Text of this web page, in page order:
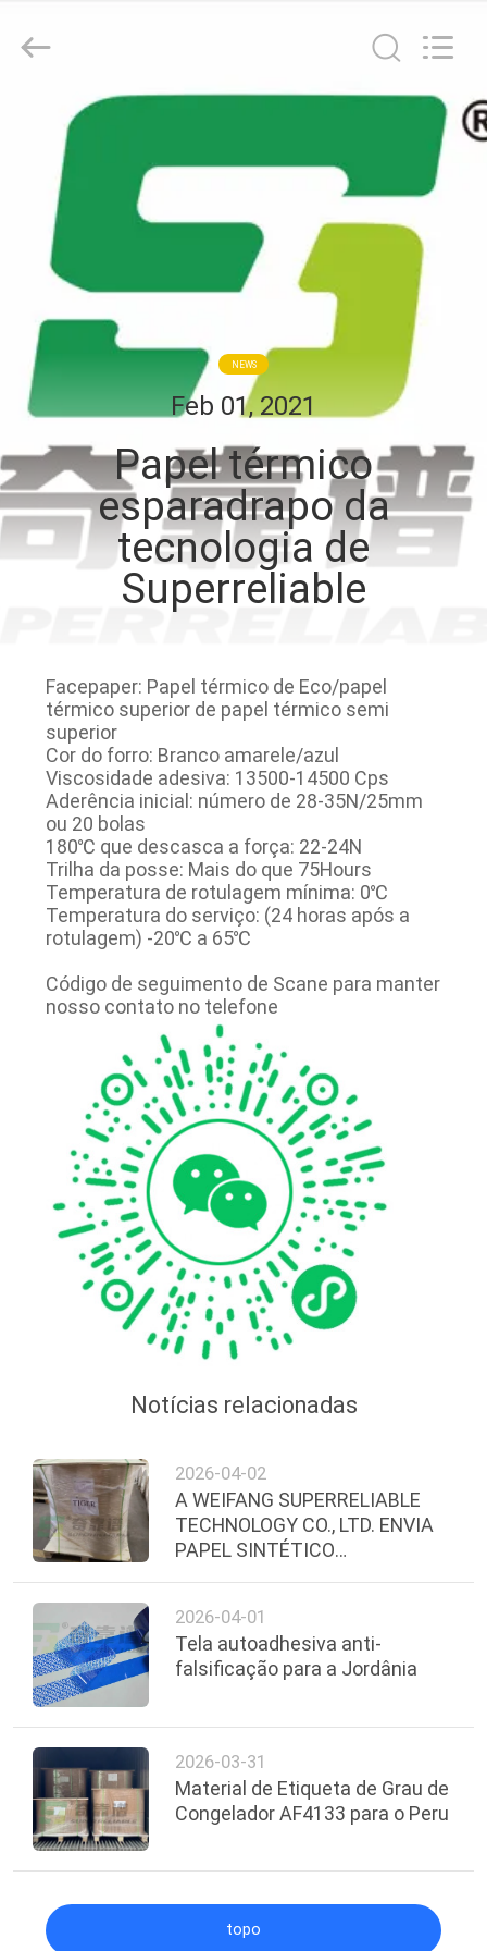
CASA
PRODUTOS
VÍDEOS
SOBRE
NÓS
DA
FÁBRICA
CONTROLE
CONTACTE-
NOS
NOTÍCIA
PEÇA
UMAS
CITAÇÕES
PRIVACY
POLICY
CO,LTD.
NEWS
Feb 01, 2021
Papel térmico
esparadrapo da
tecnologia de
Superreliable
Facepaper: Papel térmico de Eco/papel
térmico superior de papel térmico semi
superior
Cor do forro: Branco amarele/azul
Viscosidade adesiva: 13500-14500 Cps
Aderência inicial: número de 28-35N/25mm
ou 20 bolas
180℃ que descasca a força: 22-24N
Trilha da posse: Mais do que 75Hours
Temperatura de rotulagem mínima: 0℃
Temperatura do serviço: (24 horas após a
rotulagem) -20℃ a 65℃
Código de seguimento de Scane para manter
nosso contato no telefone
Notícias relacionadas
2026-04-02
A WEIFANG SUPERRELIABLE
TECHNOLOGY CO., LTD. ENVIA
PAPEL SINTÉTICO
CONGELADOR PARA O
EQUADOR
2026-04-01
Tela autoadhesiva anti-
falsificação para a Jordânia
2026-03-31
Material de Etiqueta de Grau de
Congelador AF4133 para o Peru
topo